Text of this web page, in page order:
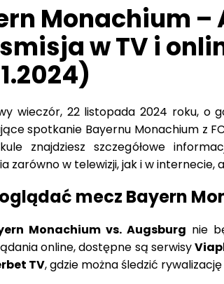
Monachium –
w TV i
wieczór, 22 listopada 2024 roku, o
spotkanie Bayernu Monachium z
znajdziesz szczegółowe
zarówno w telewizji, jak i w
mecz Bayern
Monachium vs. Augsburg nie
online, dostępne są serwisy
TV, gdzie można śledzić